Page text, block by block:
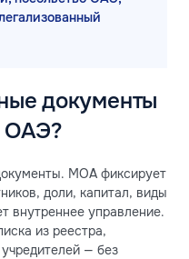
документы
ОАЭ?
MOA фиксирует
доли, капитал, виды
внутреннее управление.
из реестра,
— без